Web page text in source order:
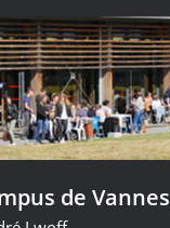
de Vannes